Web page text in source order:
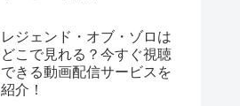
レジェンド・オブ・ゾロは
どこで見れる？今すぐ視聴
できる動画配信サービスを
紹介！